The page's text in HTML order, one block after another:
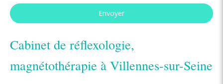
Envoyer
Cabinet de réflexologie,
magnétothérapie à Villennes-sur-Seine